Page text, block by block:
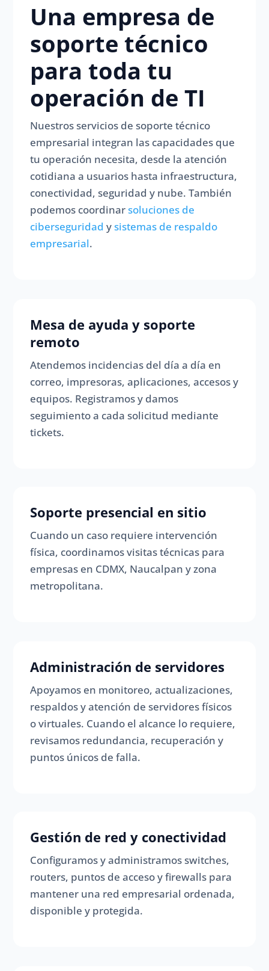
Una empresa de
soporte técnico
para toda tu
operación de TI
Nuestros servicios de soporte técnico
empresarial integran las capacidades que
tu operación necesita, desde la atención
cotidiana a usuarios hasta infraestructura,
conectividad, seguridad y nube. También
podemos coordinarsoluciones de
ciberseguridad ysistemas de respaldo
empresarial.
Mesa de ayuda y soporte
remoto
Atendemos incidencias del día a día en
correo, impresoras, aplicaciones, accesos y
equipos. Registramos y damos
seguimiento a cada solicitud mediante
tickets.
Soporte presencial en sitio
Cuando un caso requiere intervención
física, coordinamos visitas técnicas para
empresas en CDMX, Naucalpan y zona
metropolitana.
Administración de servidores
Apoyamos en monitoreo, actualizaciones,
respaldos y atención de servidores físicos
o virtuales. Cuando el alcance lo requiere,
revisamos redundancia, recuperación y
puntos únicos de falla.
Gestión de red y conectividad
Configuramos y administramos switches,
routers, puntos de acceso y firewalls para
mantener una red empresarial ordenada,
disponible y protegida.